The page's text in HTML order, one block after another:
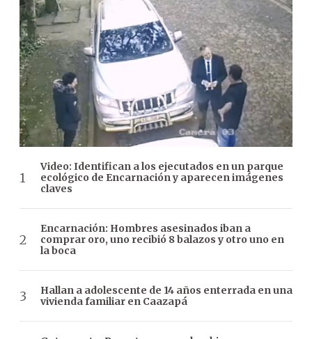
Video: Identifican a los ejecutados en un parque
ecológico de Encarnación y aparecen imágenes
claves
Encarnación: Hombres asesinados iban a
comprar oro, uno recibió 8 balazos y otro uno en
la boca
Hallan a adolescente de 14 años enterrada en una
vivienda familiar en Caazapá